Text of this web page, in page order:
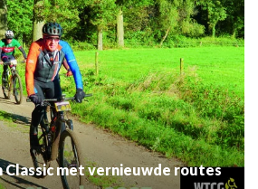
Vasser Heuvelen Classic met vernieuwde routes